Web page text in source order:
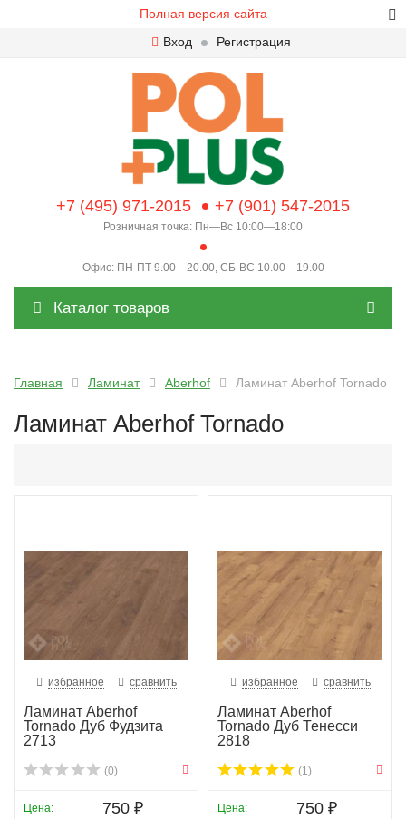
Полная версия сайта
Вход
Регистрация
+7 (495) 971-2015 +7 (901) 547-2015
Розничная точка: Пн—Вс 10:00—18:00
Офис: ПН-ПТ 9.00—20.00, СБ-ВС 10.00—19.00
Каталог товаров
Главная Ламинат Aberhof Ламинат Aberhof Tornado
Ламинат Aberhof Tornado
избранное сравнить
Ламинат Aberhof
Tornado Дуб Фудзита
2713
(0)
Цена: 750 ₽
избранное сравнить
Ламинат Aberhof
Tornado Дуб Тенесси
2818
(1)
Цена: 750 ₽